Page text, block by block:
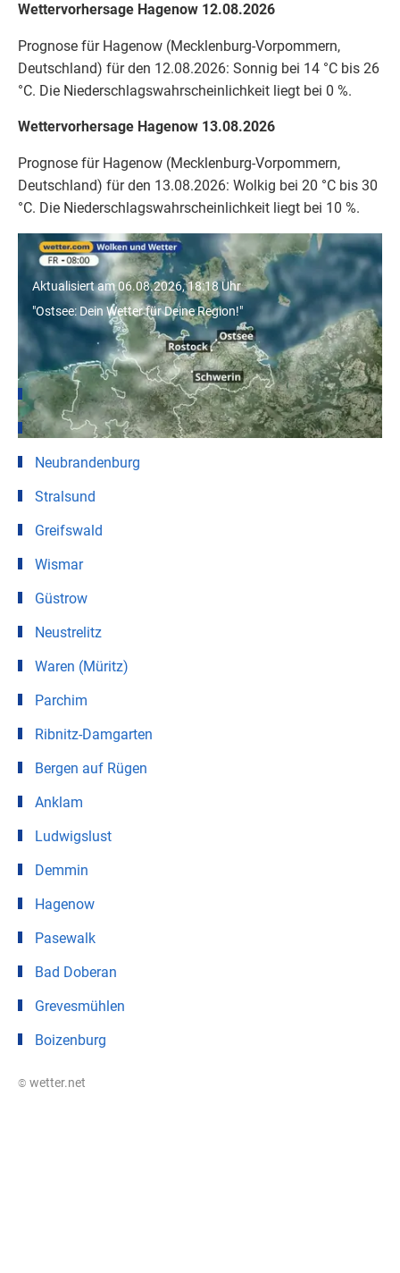
Wettervorhersage Hagenow 12.08.2026
Prognose für Hagenow (Mecklenburg-Vorpommern,
Deutschland) für den 12.08.2026: Sonnig bei 14 °C bis 26
°C. Die Niederschlagswahrscheinlichkeit liegt bei 0 %.
Wettervorhersage Hagenow 13.08.2026
Prognose für Hagenow (Mecklenburg-Vorpommern,
Deutschland) für den 13.08.2026: Wolkig bei 20 °C bis 30
°C. Die Niederschlagswahrscheinlichkeit liegt bei 10 %.
"Ostsee: Dein Wetter für Deine Region!"
Aktualisiert am 06.08.2026, 18:18 Uhr
"Ostsee: Dein Wetter für Deine Region!"
Wetter für Städte in Mecklenburg-Vorpommern
Rostock
Schwerin
Neubrandenburg
Stralsund
Greifswald
Wismar
Güstrow
Neustrelitz
Waren (Müritz)
Parchim
Ribnitz-Damgarten
Bergen auf Rügen
Anklam
Ludwigslust
Demmin
Hagenow
Pasewalk
Bad Doberan
Grevesmühlen
Boizenburg
© wetter.net